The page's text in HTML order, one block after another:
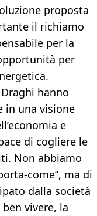
proposta
il richiamo
per la
per
hanno
in una visione
e
di cogliere le
Non abbiamo
come”, ma di
dalla società
vivere, la